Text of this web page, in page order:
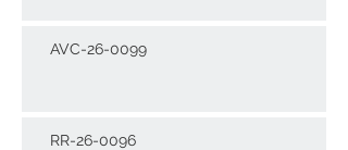
AVC-26-0099
RR-26-0096